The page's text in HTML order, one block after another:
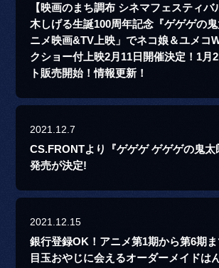
【映画のまち調布 シネマフェスティバ
木しげる生誕100周年記念『ゲゲゲの
ニメ映画&TV上映」でネコ娘＆ユメコ
クショー付上映2月11日開催決定！1月
ト販売開始！情報更新！
2021.12.7
CS.FRONTより『ゲゲゲ ゲゲゲの鬼太
発売が決定!
2021.12.15
銀行登録OK！アニメ第1期から第6期
目玉おやじに会えるオーダーメイドは